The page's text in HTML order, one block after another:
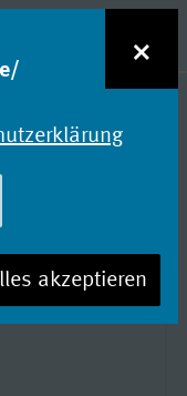
LISZT
×
akzeptieren